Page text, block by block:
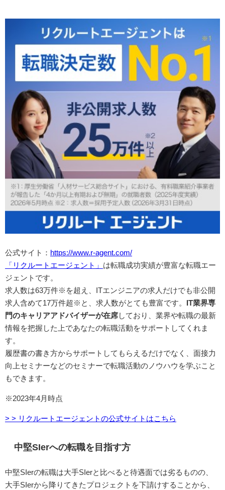
公式サイト： https://www.r-agent.com/
「リクルートエージェント」 は転職成功実績が豊富な転職エー
ジェントです。
求人数は63万件※を超え、ITエンジニアの求人だけでも非公開
求人含めて17万件超※と、求人数がとても豊富です。 IT業界専
門のキャリアアドバイザーが在席 しており、業界や転職の最新
情報を把握した上であなたの転職活動をサポートしてくれま
す。
履歴書の書き方からサポートしてもらえるだけでなく、面接力
向上セミナーなどのセミナーで転職活動のノウハウを学ぶこと
もできます。
※2023年4月時点
> > リクルートエージェントの公式サイトはこちら
中堅SIerへの転職を目指す方
中堅SIerの転職は大手SIerと比べると待遇面では劣るものの、
大手SIerから降りてきたプロジェクトを下請けすることから、